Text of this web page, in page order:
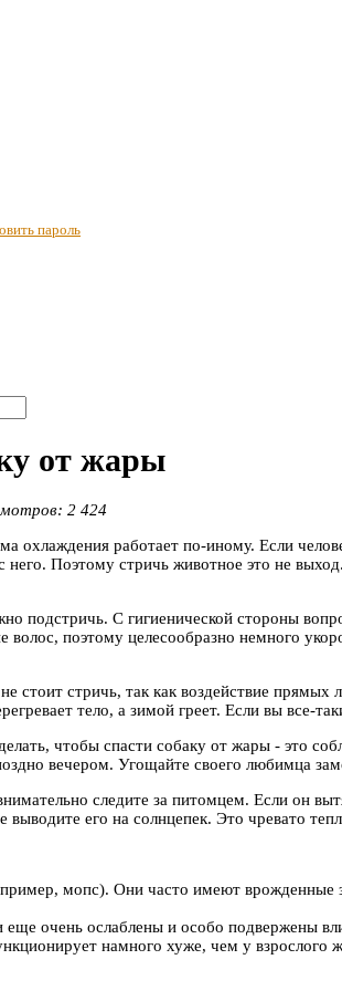
пароль
от жары
2 424
охлаждения работает по-иному. Если
него. Поэтому стричь животное это не
подстричь. С гигиенической стороны
поэтому целесообразно немного
стоит стричь, так как воздействие
тело, а зимой греет. Если вы все-
чтобы спасти собаку от жары - это
вечером. Угощайте своего любимца
следите за питомцем. Если он
выводите его на солнцепек. Это чревато
мопс). Они часто имеют врожденные
очень ослаблены и особо подвержены
намного хуже, чем у взрослого